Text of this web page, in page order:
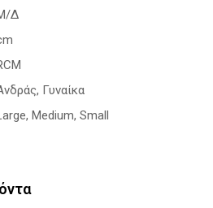
Δ
Γυναίκα
Medium, Small